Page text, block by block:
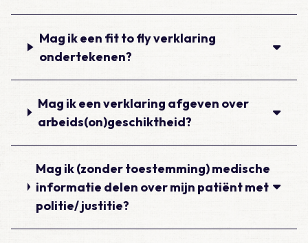
Mag ik een fit to fly verklaring
ondertekenen?
Mag ik een verklaring afgeven over
arbeids(on)geschiktheid?
Mag ik (zonder toestemming) medische
informatie delen over mijn patiënt met
politie/ justitie?